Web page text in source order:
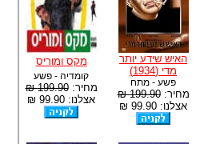
האיש שידע יותר
מדי (1934)
פשע - מתח
מחיר:199.90 ₪
אצלנו: 99.90 ₪
מקס ומוריס
קומדיה - פשע
מחיר:199.90 ₪
אצלנו: 99.90 ₪